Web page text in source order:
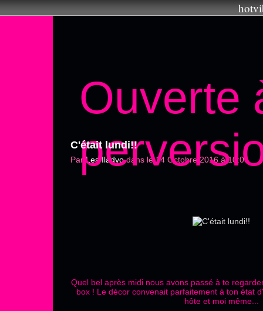
Ouverte
C'était lundi!!
Par Les Iladyodans le 14 Octobre 2016 à 10:05
Quel bel après midi nous avons passé à te
box ! Le décor convenait parfaitement à ton état
hôte et moi même...